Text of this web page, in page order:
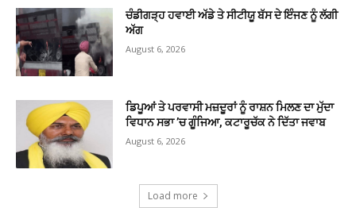
ਚੰਡੀਗੜ੍ਹ ਹਵਾਈ ਅੱਡੇ ਤੇ ਸੀਟੀਯੂ ਬੱਸ ਦੇ ਇੰਜਣ ਨੂੰ ਲੱਗੀ
ਅੱਗ
August 6, 2026
ਡਿਪੂਆਂ ਤੇ ਪਰਵਾਸੀ ਮਜ਼ਦੂਰਾਂ ਨੂੰ ਰਾਸ਼ਨ ਮਿਲਣ ਦਾ ਮੁੱਦਾ
ਵਿਧਾਨ ਸਭਾ ’ਚ ਗੂੰਜਿਆ, ਕਟਾਰੂਚੱਕ ਨੇ ਦਿੱਤਾ ਜਵਾਬ
August 6, 2026
Load more